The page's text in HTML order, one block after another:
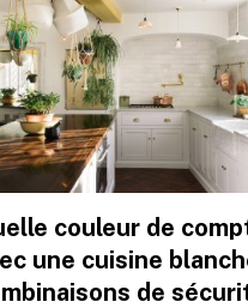
couleur de
une cuisine
de